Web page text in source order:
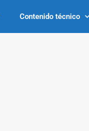
Contenido técnico